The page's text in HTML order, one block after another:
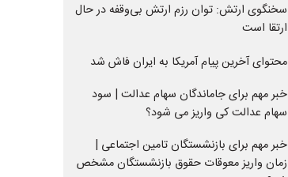
سخنگوی ارتش: توان رزم ارتش بی‌وقفه در حال
ارتقا است
محتوای آخرین پیام آمریکا به ایران فاش شد
خبر مهم برای جاماندگان سهام عدالت | سود
سهام عدالت کی واریز می شود؟
خبر مهم برای بازنشستگان تامین اجتماعی |
زمان واریز معوقات حقوق بازنشستگان مشخص